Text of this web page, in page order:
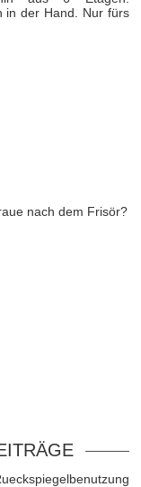
in der Hand. Nur fürs
nach dem Frisör?